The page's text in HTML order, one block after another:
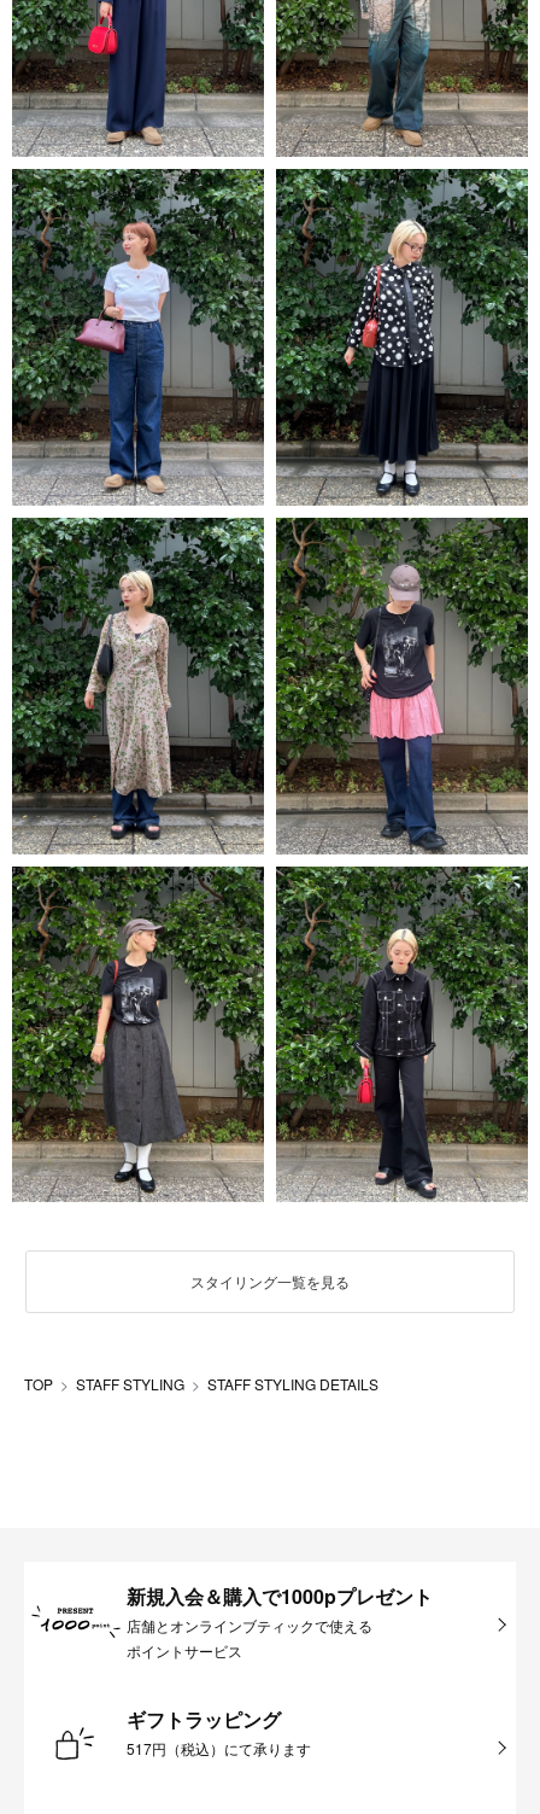
スタイリング一覧を見る
TOP STAFF STYLING STAFF STYLING DETAILS
新規入会＆購入で1000pプレゼント
店舗とオンラインブティックで使える
ポイントサービス
ギフトラッピング
517円（税込）にて承ります